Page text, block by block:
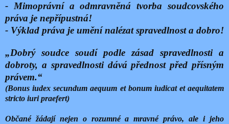
- Mimoprávní a odmravněná tvorba soudcovského
práva je nepřípustná!
- Výklad práva je umění nalézat spravedlnost a dobro!
„Dobrý soudce soudí podle zásad spravedlnosti a
dobroty, a spravedlnosti dává přednost před přísným
právem.“
(Bonus iudex secundum aequum et bonum iudicat et aequitatem
stricto iuri praefert)
Občané žádají nejen o rozumné a mravné právo, ale i jeho